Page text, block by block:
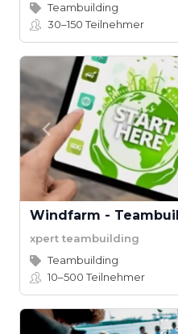
Teambuilding
30–150Teilnehmer
Windfarm -
xpert teambuilding
Teambuilding
10–500Teilnehmer